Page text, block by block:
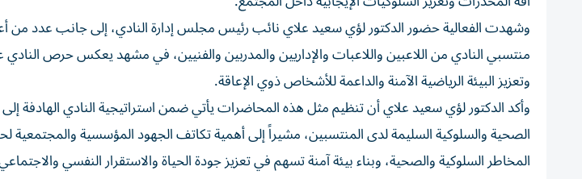
وشهدت الفعالية حضور الدكتور لؤي سعيد علاي نائب رئيس مجلس إدارة النادي، إلى جانب عدد
منتسبي النادي من اللاعبين واللاعبات والإداريين والمدربين والفنيين، في مشهد يعكس حرص
وتعزيز البيئة الرياضية الآمنة والداعمة للأشخاص ذوي الإعاقة.
وأكد الدكتور لؤي سعيد علاي أن تنظيم مثل هذه المحاضرات يأتي ضمن استراتيجية النادي الهادفة إلى
الصحية والسلوكية السليمة لدى المنتسبين، مشيراً إلى أهمية تكاتف الجهود المؤسسية
المخاطر السلوكية والصحية، وبناء بيئة آمنة تسهم في تعزيز جودة الحياة والاستقرار النفسي